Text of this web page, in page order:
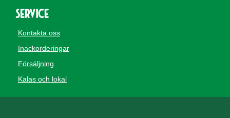
Service
Kontakta oss
Inackorderingar
Försäljning
Kalas och lokal